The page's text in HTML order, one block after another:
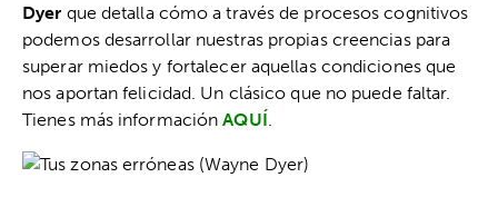
Dyer que detalla cómo a través de procesos cognitivos
podemos desarrollar nuestras propias creencias para
superar miedos y fortalecer aquellas condiciones que
nos aportan felicidad. Un clásico que no puede faltar.
Tienes más informaciónAQUÍ.